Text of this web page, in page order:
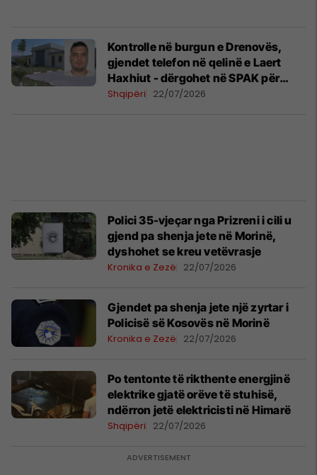
Kontrolle në burgun e Drenovës,
gjendet telefon në qelinë e Laert
Haxhiut - dërgohet në SPAK për
ekspertizë
Shqipëri 22/07/2026
Polici 35-vjeçar nga Prizreni i cili u
gjend pa shenja jete në Morinë,
dyshohet se kreu vetëvrasje
Kronika e Zezë 22/07/2026
Gjendet pa shenja jete një zyrtar i
Policisë së Kosovës në Morinë
Kronika e Zezë 22/07/2026
Po tentonte të rikthente energjinë
elektrike gjatë orëve të stuhisë,
ndërron jetë elektricisti në Himarë
Shqipëri 22/07/2026